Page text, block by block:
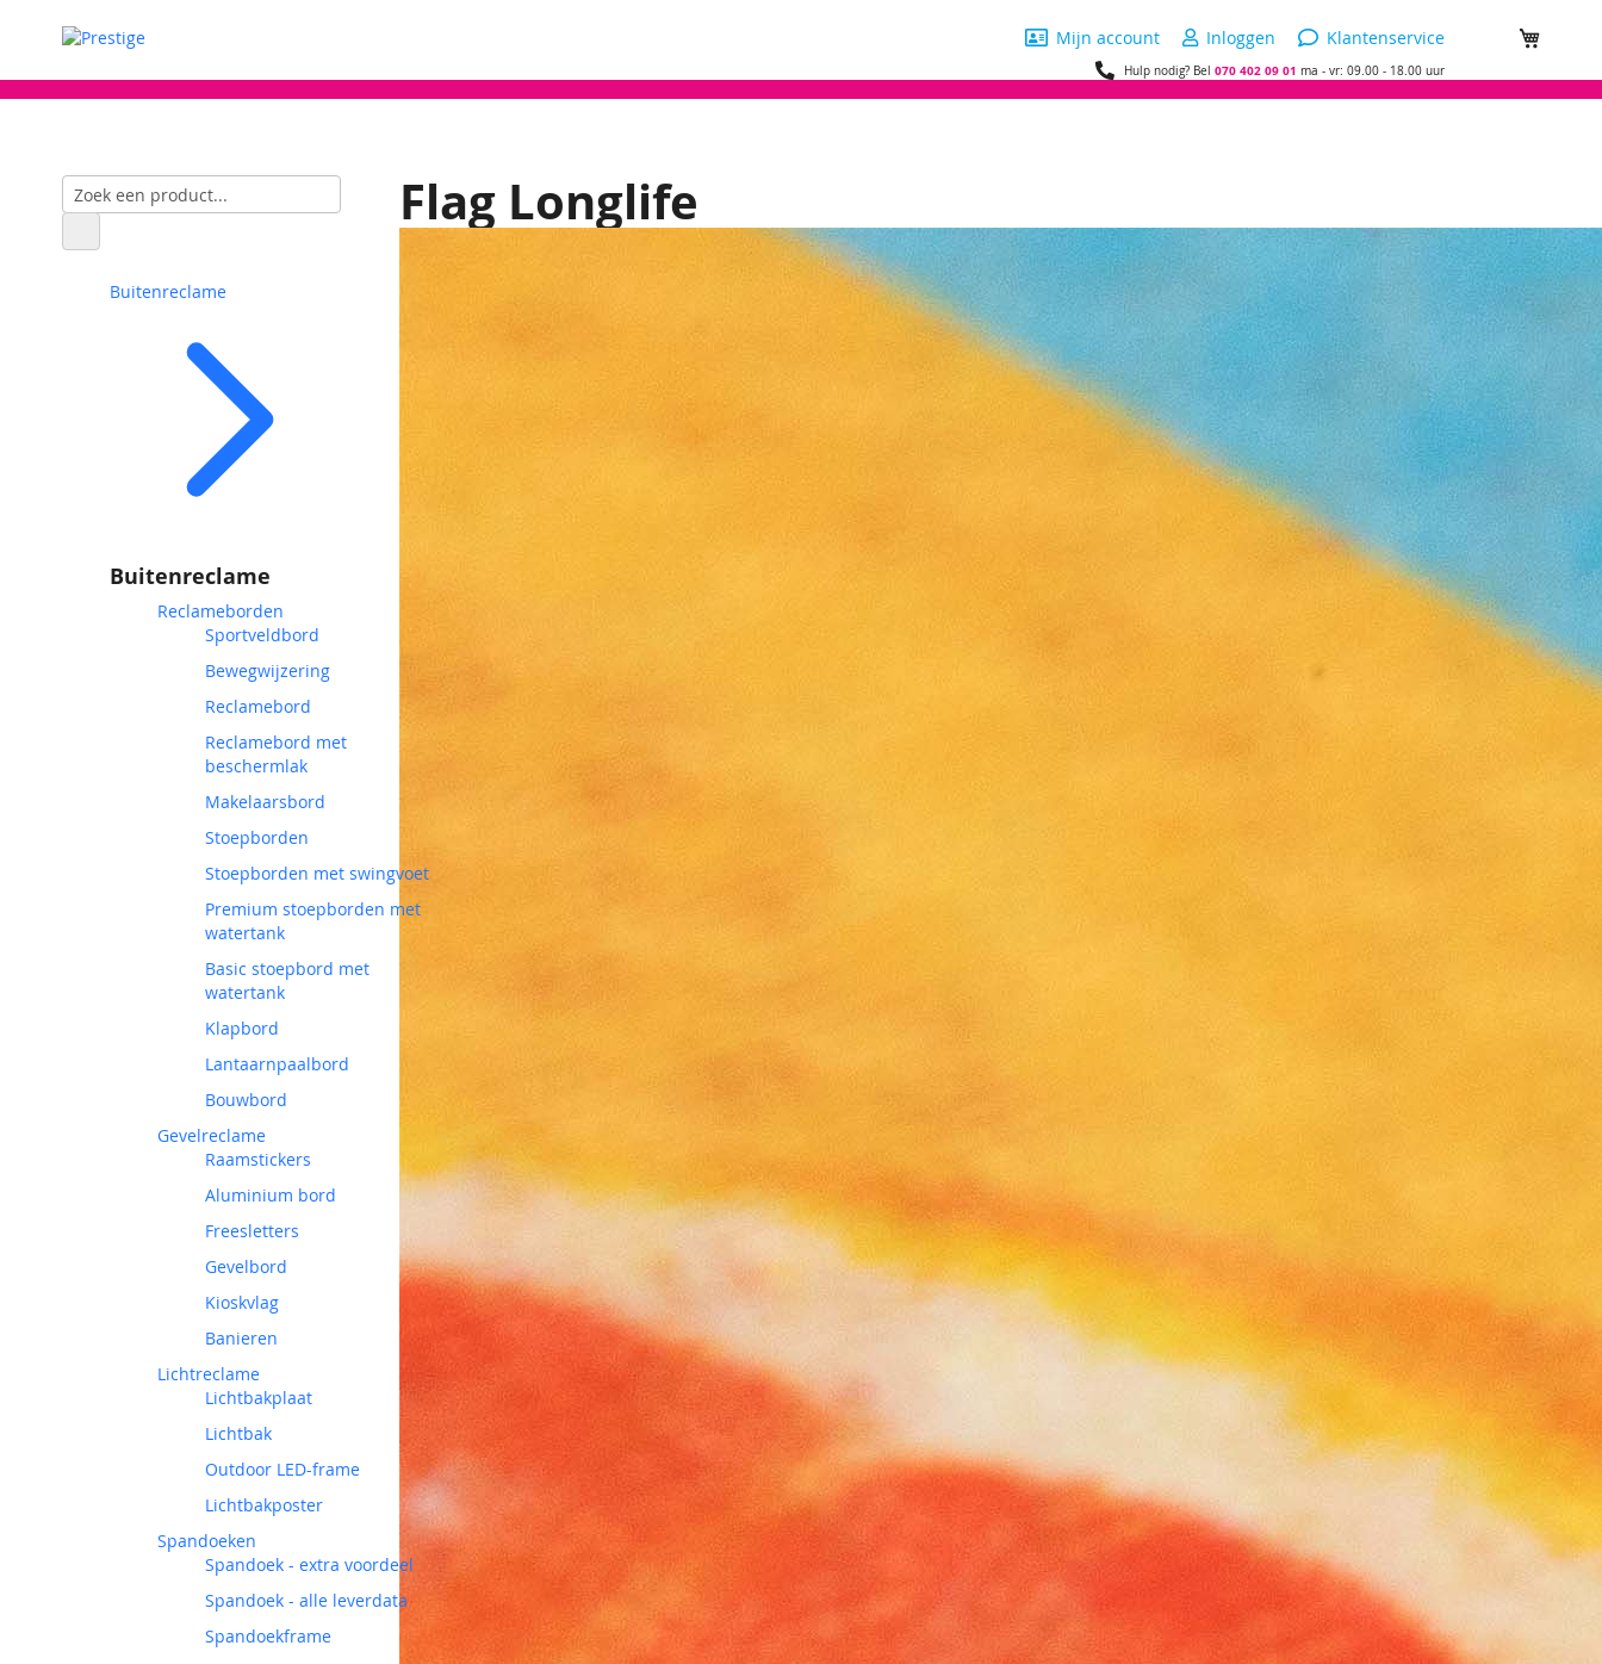
Mijn account Inloggen Klantenservice
Hulp nodig? Bel 070 402 09 01 ma - vr: 09.00 - 18.00 uur
Flag Longlife
Buitenreclame
Buitenreclame
Reclameborden
Sportveldbord
Bewegwijzering
Reclamebord
Reclamebord met
beschermlak
Makelaarsbord
Stoepborden
Stoepborden met swingvoet
Premium stoepborden met
watertank
Basic stoepbord met
watertank
Klapbord
Lantaarnpaalbord
Bouwbord
Gevelreclame
Raamstickers
Aluminium bord
Freesletters
Gevelbord
Kioskvlag
Banieren
Lichtreclame
Lichtbakplaat
Lichtbak
Outdoor LED-frame
Lichtbakposter
Spandoeken
Spandoek - extra voordeel
Spandoek - alle leverdata
Spandoekframe